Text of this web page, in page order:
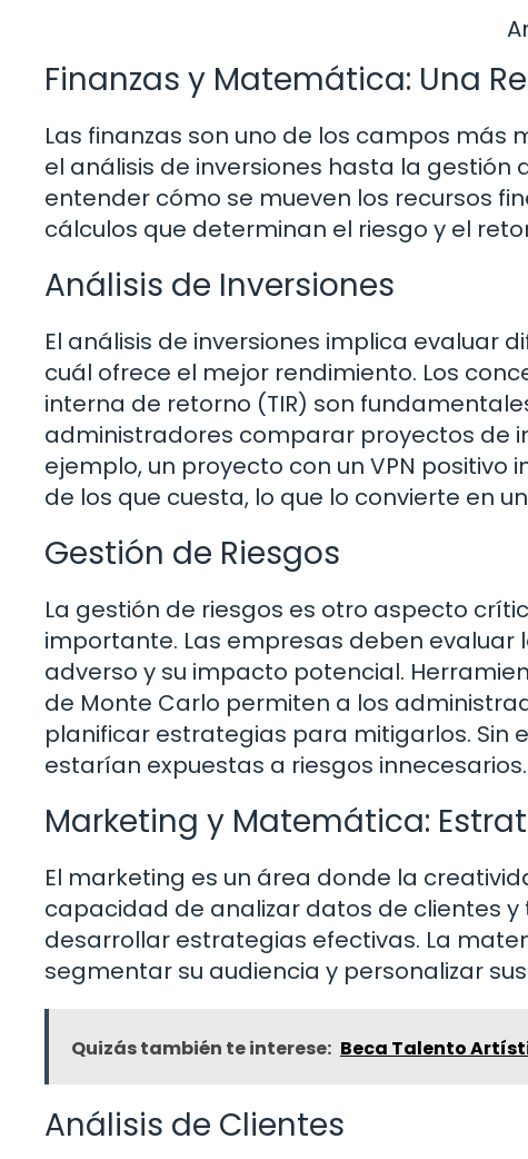
Finanzas y Matemática: Una
Las finanzas son uno de los campos
el análisis de inversiones hasta la
entender cómo se mueven los recursos
cálculos que determinan el riesgo y el
Análisis de Inversiones
El análisis de inversiones implica evaluar
cuál ofrece el mejor rendimiento. Los
interna de retorno (TIR) son
administradores comparar proyectos de
ejemplo, un proyecto con un VPN
de los que cuesta, lo que lo convierte en
Gestión de Riesgos
La gestión de riesgos es otro aspecto
importante. Las empresas deben
adverso y su impacto potencial.
de Monte Carlo permiten a los
planificar estrategias para mitigarlos. Sin
estarían expuestas a riesgos innecesarios.
Marketing y Matemática:
El marketing es un área donde la
capacidad de analizar datos de clientes
desarrollar estrategias efectivas. La
segmentar su audiencia y personalizar
Quizás también te interese: Beca Talento
Análisis de Clientes